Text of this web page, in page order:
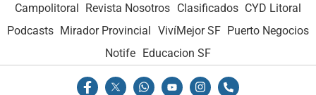
Campolitoral Revista Nosotros Clasificados CYD Litoral
Podcasts Mirador Provincial VivíMejor SF Puerto Negocios
Notife Educacion SF